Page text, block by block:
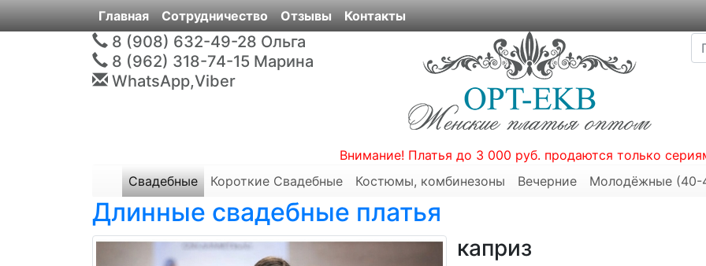
Главная Сотрудничество Отзывы Контакты
8 (908) 632-49-28 Ольга
8 (962) 318-74-15 Марина
WhatsApp,Viber
Внимание! Платья до 3 000 руб. продаются только
Свадебные
Короткие Свадебные Костюмы, комбинезоны Вечерние Молодёжные (40-
Длинные свадебные платья
каприз